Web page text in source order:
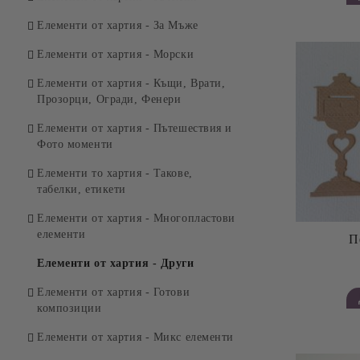
Елементи от хартия - За Мъже
Елементи от хартия - Морски
Елементи от хартия - Къщи, Врати,
Прозорци, Огради, Фенери
Елементи от хартия - Пътешествия и
Фото моменти
Елементи то хартия - Такове,
табелки, етикети
Елементи от хартия - Многопластови
елементи
Елементи от хартия - Други
Елементи от хартия - Готови
композиции
Елементи от хартия - Микс елементи